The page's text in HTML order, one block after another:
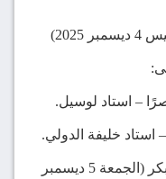
اليوم الخامس: مواجهات الحسم المبكر (الجمعة 5 ديسمبر